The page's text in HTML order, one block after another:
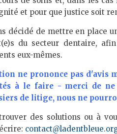
et pour que justice soit
décidé de mettre en place
du secteur dentaire,
eux-mêmes.
ne prononce pas d'avis
à le faire - merci de
de litige, nous ne
des solutions ou à